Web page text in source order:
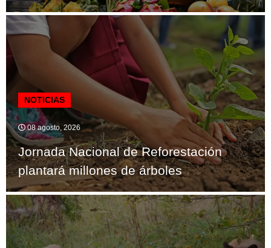
NOTICIAS
08 agosto, 2026
Jornada Nacional de Reforestación
plantará millones de árboles